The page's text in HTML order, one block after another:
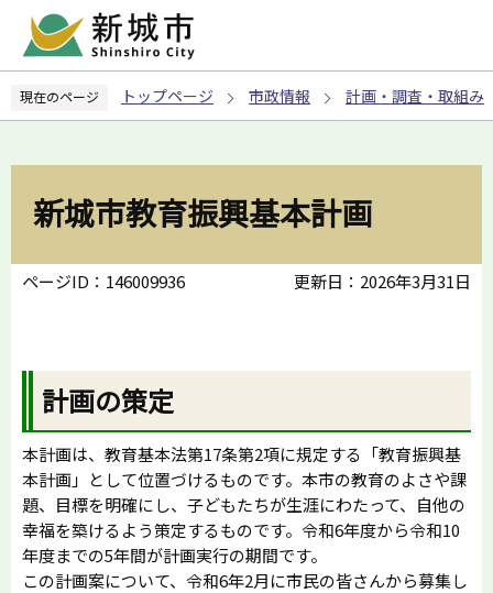
ペ
の
現在のページ トップページ 市政情報 計画・調査・取組み
新城市教育振興基本計画
ページID：146009936 更新日：2026年3月31日
計画の策定
本計画は、教育基本法第17条第2項に規定する「教育振興基
本計画」として位置づけるものです。本市の教育のよさや課
題、目標を明確にし、子どもたちが生涯にわたって、自他の
幸福を築けるよう策定するものです。令和6年度から令和10
年度までの5年間が計画実行の期間です。
この計画案について、令和6年2月に市民の皆さんから募集し